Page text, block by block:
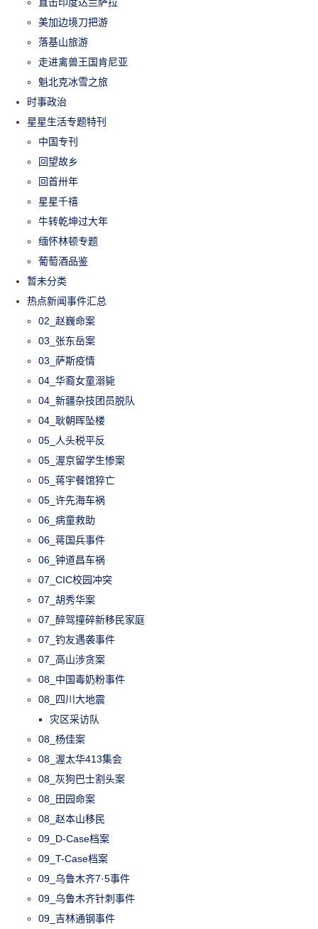
美加边境刀把游
落基山旅游
走进禽兽王国肯尼亚
魁北克冰雪之旅
时事政治
星星生活专题特刊
中国专刊
回望故乡
回首卅年
星星千禧
牛转乾坤过大年
缅怀林顿专题
葡萄酒品鉴
暂未分类
热点新闻事件汇总
02_赵巍命案
03_张东岳案
03_萨斯疫情
04_华裔女童溺毙
04_新疆杂技团员脱队
04_耿朝晖坠楼
05_人头税平反
05_渥京留学生惨案
05_蒋宇餐馆猝亡
05_许先海车祸
06_病童救助
06_蒋国兵事件
06_钟道昌车祸
07_CIC校园冲突
07_胡秀华案
07_醉驾撞碎新移民家庭
07_钓友遇袭事件
07_高山涉贪案
08_中国毒奶粉事件
08_四川大地震
灾区采访队
08_杨佳案
08_渥太华413集会
08_灰狗巴士割头案
08_田园命案
08_赵本山移民
09_D-Case档案
09_T-Case档案
09_乌鲁木齐7·5事件
09_乌鲁木齐针刺事件
09_吉林通钢事件